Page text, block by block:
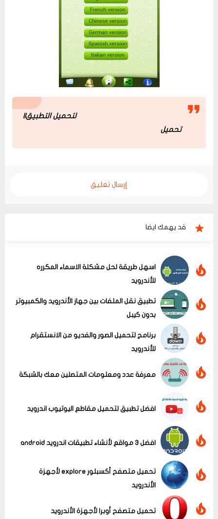
لتحميل التطبيق||
تحميل
إرسال تعليق
قد يهمك ايضا
اسهل طريقة لحل مشكلة الاسماء المكرره
للأندرويد
تطبيق نقل الملفات بين جهاز الأندرويد والكمبيوتر
بدون كيبل
برنامج لتحميل الصور والفديو من الانستقرام
للأندرويد
معرفة عدد ومعلومات المتصلين معك بالشبكة
افضل تطبيق لتحميل مقاطع اليوتيوب اندرويد
افضل 3 مواقع لأنشاء تطبيقات اندرويد android
تحميل متصفح أكسبلور explore لأجهزة
الأندرويد
تحميل متصفح أوبرا لأجهزة الأندرويد